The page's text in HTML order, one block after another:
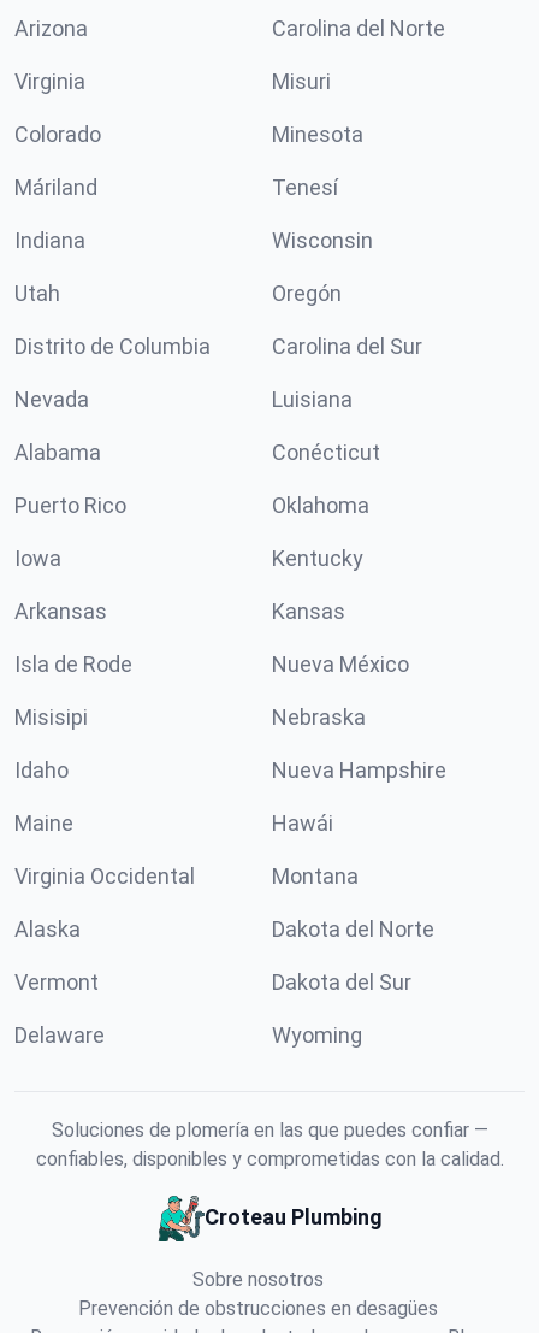
Arizona Carolina del Norte
Virginia Misuri
Colorado Minesota
Máriland Tenesí
Indiana Wisconsin
Utah Oregón
Distrito de Columbia Carolina del Sur
Nevada Luisiana
Alabama Conécticut
Puerto Rico Oklahoma
Iowa Kentucky
Arkansas Kansas
Isla de Rode Nueva México
Misisipi Nebraska
Idaho Nueva Hampshire
Maine Hawái
Virginia Occidental Montana
Alaska Dakota del Norte
Vermont Dakota del Sur
Delaware Wyoming
Soluciones de plomería en las que puedes confiar —
confiables, disponibles y comprometidas con la calidad.
Croteau Plumbing
Sobre nosotros
Prevención de obstrucciones en desagües